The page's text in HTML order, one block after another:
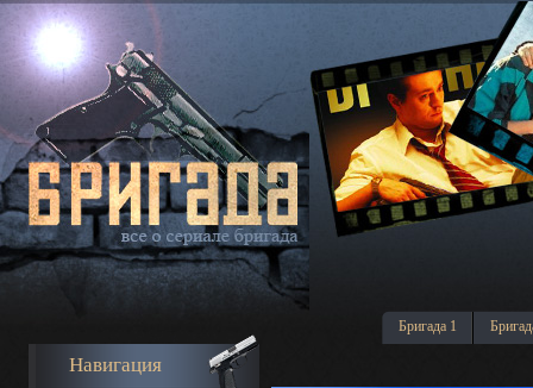
Бригада 1
Навигация